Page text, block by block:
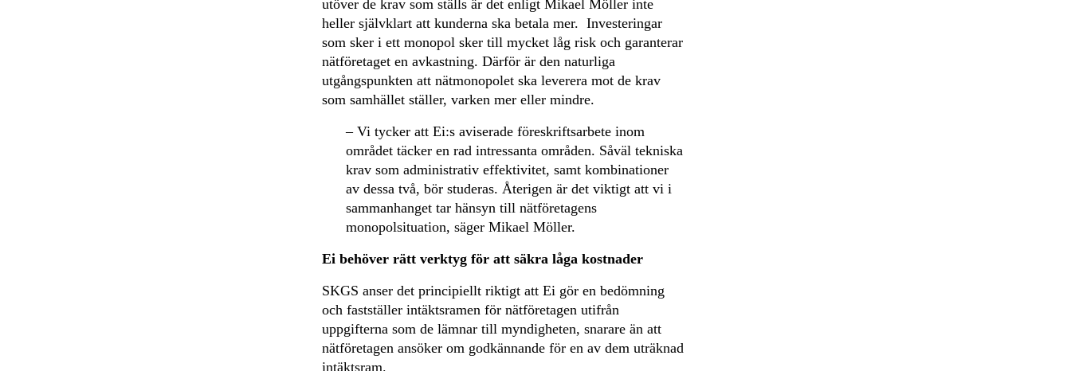
utöver de krav som ställs är det enligt Mikael Möller inte
heller självklart att kunderna ska betala mer. Investeringar
som sker i ett monopol sker till mycket låg risk och garanterar
nätföretaget en avkastning. Därför är den naturliga
utgångspunkten att nätmonopolet ska leverera mot de krav
som samhället ställer, varken mer eller mindre.
– Vi tycker att Ei:s aviserade föreskriftsarbete inom
området täcker en rad intressanta områden. Såväl tekniska
krav som administrativ effektivitet, samt kombinationer
av dessa två, bör studeras. Återigen är det viktigt att vi i
sammanhanget tar hänsyn till nätföretagens
monopolsituation, säger Mikael Möller.
Ei behöver rätt verktyg för att säkra låga kostnader
SKGS anser det principiellt riktigt att Ei gör en bedömning
och fastställer intäktsramen för nätföretagen utifrån
uppgifterna som de lämnar till myndigheten, snarare än att
nätföretagen ansöker om godkännande för en av dem uträknad
intäktsram.